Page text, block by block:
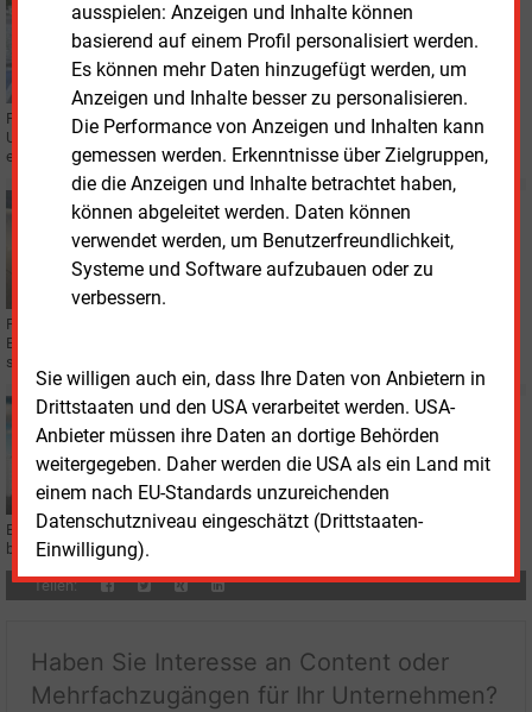
ausspielen: Anzeigen und Inhalte können
basierend auf einem Profil personalisiert werden.
Es können mehr Daten hinzugefügt werden, um
Anzeigen und Inhalte besser zu personalisieren.
Die Performance von Anzeigen und Inhalten kann
gemessen werden. Erkenntnisse über Zielgruppen,
die die Anzeigen und Inhalte betrachtet haben,
können abgeleitet werden. Daten können
verwendet werden, um Benutzerfreundlichkeit,
Systeme und Software aufzubauen oder zu
verbessern.
Sie willigen auch ein, dass Ihre Daten von Anbietern in
Drittstaaten und den USA verarbeitet werden. USA-
Anbieter müssen ihre Daten an dortige Behörden
weitergegeben. Daher werden die USA als ein Land mit
einem nach EU-Standards unzureichenden
Datenschutzniveau eingeschätzt (Drittstaaten-
Einwilligung).
E&M ELEKTROFAHRZEUGE
E-Mobilität wird zur neuen Normalität
Fast 450.000 E-Autos wurden 2026 bereits neu zugelassen – eine aktuelle
Umfrage zeigt, warum sich immer mehr Menschen für den Umstieg
entscheiden.
Mittwoch, 5.08.2026, 16:04
E&M DÄNEMARK
Fast 100 Prozent Zulassungsquote bei privaten E-
Autos
Private Autokäufer haben im nördlichen Nachbarland im Juli so viele
Elektrofahrzeuge gekauft wie nie zuvor. Ob der Boom anhält, entscheidet
sich im Parlament.
Freitag, 17.07.2026, 14:34
E&M STROMSPEICHER
EnBW erweitert Geschäft in Italien
EnBW und das spanische Unternehmen Zelestra gehen eine Partnerschaft
bei einem Großbatteriespeicherprojekt in Italien ein.
Teilen:
Haben Sie Interesse an Content oder
Mehrfachzugängen für Ihr Unternehmen?